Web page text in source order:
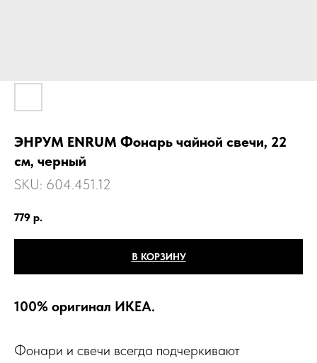
ЭНРУМ ENRUM Фонарь чайной свечи, 22
см, черный
SKU: 604.451.12
779 р.
В КОРЗИНУ
100% оригинал ИКЕА.
Фонари и свечи всегда подчеркивают